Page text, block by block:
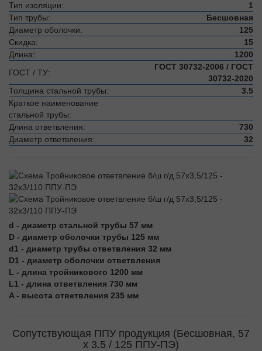
Тип изоляции:
1
Тип трубы:
Бесшовная
Диаметр оболочки:
125
Скидка:
15
Длина:
1200
ГОСТ / ТУ:
ГОСТ 30732-2006 / ГОСТ
30732-2020
Толщина стальной трубы:
3.5
Краткое наименование
стальной трубы:
Длина ответвления:
730
Диаметр ответвления:
32
d - диаметр стальной трубы 57 мм
D - диаметр оболочки трубы 125 мм
d1 - диаметр трубы ответвления 32 мм
D1 - диаметр оболочки ответвления
L - длина тройникового 1200 мм
L1 - длина ответвления 730 мм
A - высота ответвления 235 мм
Сопутствующая ППУ продукция (Бесшовная, 57
х 3.5 / 125 ППУ-ПЭ)